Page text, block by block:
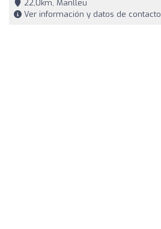
22,0km, Manlleu
Ver información y datos de contacto